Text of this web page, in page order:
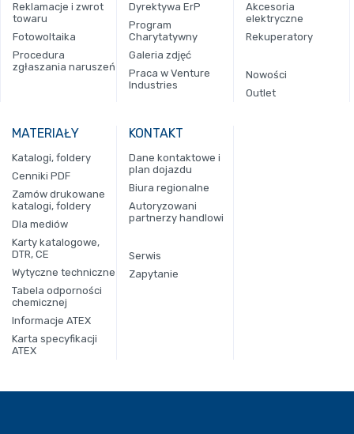
Reklamacje i zwrot
towaru
Fotowoltaika
Procedura
zgłaszania naruszeń
Dyrektywa ErP
Program
Charytatywny
Galeria zdjęć
Praca w Venture
Industries
Akcesoria
elektryczne
Rekuperatory
Nowości
Outlet
MATERIAŁY
Katalogi, foldery
Cenniki PDF
Zamów drukowane
katalogi, foldery
Dla mediów
Karty katalogowe,
DTR, CE
Wytyczne techniczne
Tabela odporności
chemicznej
Informacje ATEX
Karta specyfikacji
ATEX
KONTAKT
Dane kontaktowe i
plan dojazdu
Biura regionalne
Autoryzowani
partnerzy handlowi
Serwis
Zapytanie